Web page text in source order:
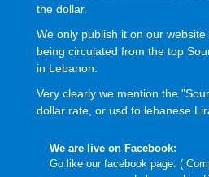
the dollar.
We only publish it on our
being circulated from the top
in Lebanon.
Very clearly we mention the
dollar rate, or usd to lebanese
We are live on Facebook:
Go like our facebook page: (